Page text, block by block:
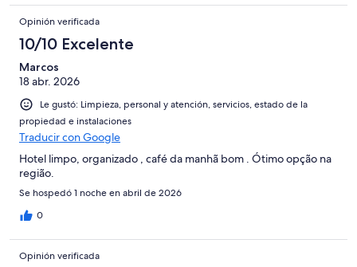
Opinión verificada
10/10 Excelente
Marcos
18 abr. 2026
Le gustó: Limpieza, personal y atención, servicios, estado de la
propiedad e instalaciones
Traducir con Google
Hotel limpo, organizado , café da manhã bom . Ótimo opção na
região.
Se hospedó 1 noche en abril de 2026
0
Opinión verificada